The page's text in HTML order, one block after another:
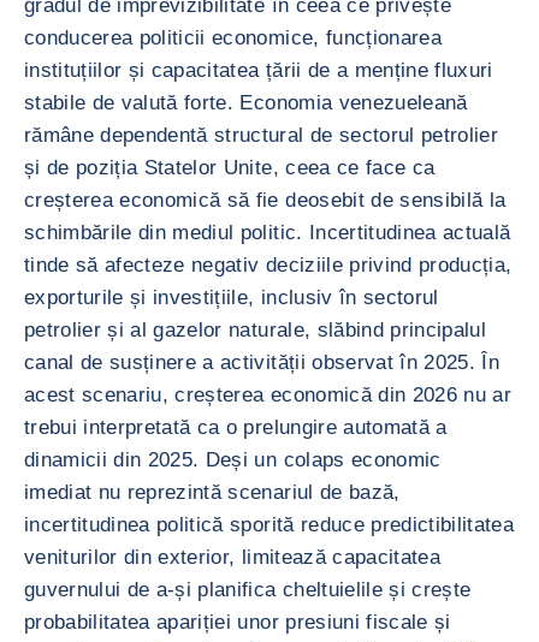
gradul de imprevizibilitate în ceea ce privește
conducerea politicii economice, funcționarea
instituțiilor și capacitatea țării de a menține fluxuri
stabile de valută forte. Economia venezueleană
rămâne dependentă structural de sectorul petrolier
și de poziția Statelor Unite, ceea ce face ca
creșterea economică să fie deosebit de sensibilă la
schimbările din mediul politic. Incertitudinea actuală
tinde să afecteze negativ deciziile privind producția,
exporturile și investițiile, inclusiv în sectorul
petrolier și al gazelor naturale, slăbind principalul
canal de susținere a activității observat în 2025. În
acest scenariu, creșterea economică din 2026 nu ar
trebui interpretată ca o prelungire automată a
dinamicii din 2025. Deși un colaps economic
imediat nu reprezintă scenariul de bază,
incertitudinea politică sporită reduce predictibilitatea
veniturilor din exterior, limitează capacitatea
guvernului de a-și planifica cheltuielile și crește
probabilitatea apariției unor presiuni fiscale și